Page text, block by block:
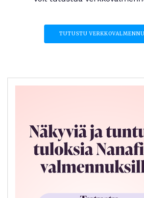
TUTUSTU